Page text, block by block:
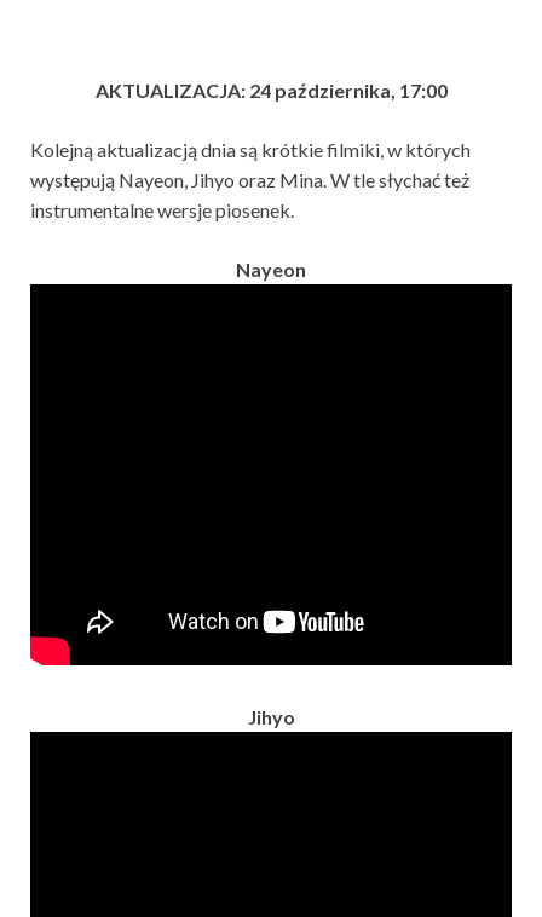
AKTUALIZACJA: 24 października, 17:00
Kolejną aktualizacją dnia są krótkie filmiki, w których
występują Nayeon, Jihyo oraz Mina. W tle słychać też
instrumentalne wersje piosenek.
Nayeon
Jihyo